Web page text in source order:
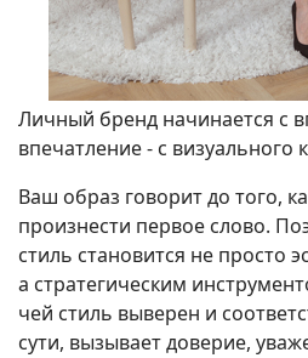
Личный бренд начинается с
впечатление - с визуального
Ваш образ говорит до того,
произнести первое слово.
стиль становится не просто
а стратегическим
чей стиль выверен и
сути, вызывает доверие,